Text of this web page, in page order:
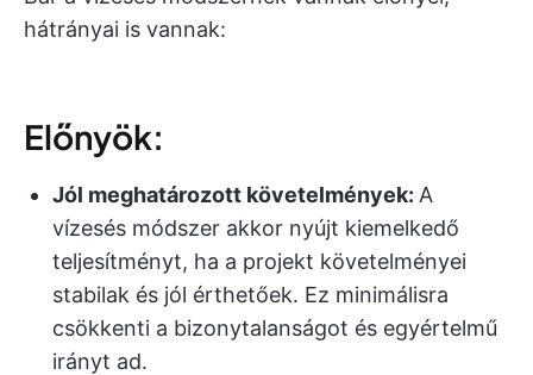
hátrányai is vannak:
Előnyök:
Jól meghatározott követelmények: A
vízesés módszer akkor nyújt kiemelkedő
teljesítményt, ha a projekt követelményei
stabilak és jól érthetőek. Ez minimálisra
csökkenti a bizonytalanságot és egyértelmű
irányt ad.